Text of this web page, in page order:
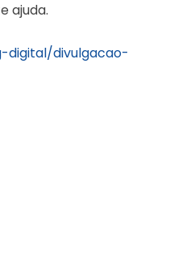
ajuda.
digital/divulgacao-